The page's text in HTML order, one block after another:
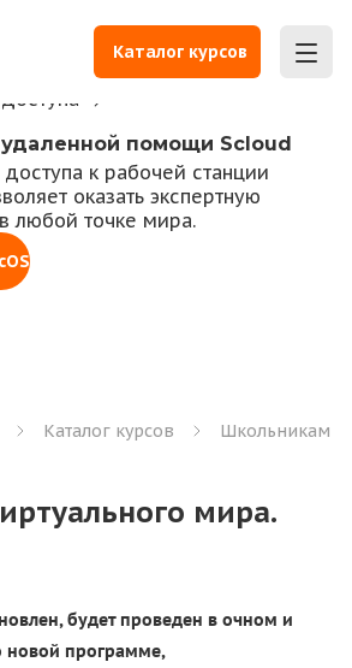
для работы с 1С,
оплаты счетов и заказа услуг
помощи Scloud
к рабочей станции
оказать экспертную
любой точке мира.
Каталог курсов
Каталог курсов Школьникам
мира.
будет проведен в очном и
программе,